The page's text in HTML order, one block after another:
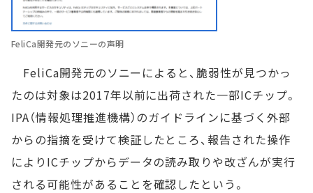
FeliCa開発元のソニーの声明
FeliCa開発元のソニーによると、脆弱性が見つかっ
たのは対象は2017年以前に出荷された一部ICチップ。
IPA（情報処理推進機構）のガイドラインに基づく外部
からの指摘を受けて検証したところ、報告された操作
によりICチップからデータの読み取りや改ざんが実行
される可能性があることを確認したという。